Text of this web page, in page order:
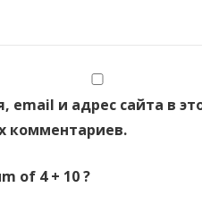
email и адрес сайта в
комментариев.
of 4 + 10 ?